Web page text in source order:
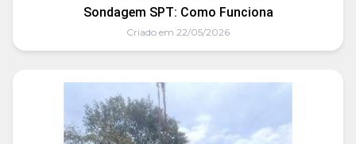
Sondagem SPT: Como Funciona
Criado em 22/05/2026